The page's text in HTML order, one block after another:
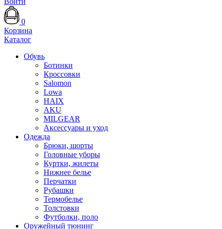
0
Корзина
Каталог
Обувь
Ботинки
Кроссовки
Salomon
Lowa
HAIX
AKU
MILGEAR
Аксессуары и уход
Одежда
Брюки, шорты
Головные уборы
Куртки, жилеты
Нижнее белье
Перчатки
Рубашки
Термобелье
Толстовки
Футболки, поло
Оружейный тюнинг